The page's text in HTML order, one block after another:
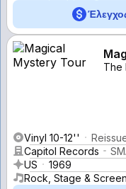
The
Vinyl 10-12''
Capitol Records
US
1969
Rock, Stage & Screen